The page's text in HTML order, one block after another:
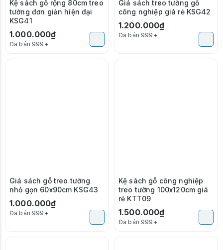
Kệ sách gỗ rộng 80cm treo
tường đơn giản hiện đại
KSG41
1.000.000₫
Đã bán 999+
Giá sách treo tường gỗ
công nghiệp giá rẻ KSG42
1.200.000₫
Đã bán 999+
Giá sách gỗ treo tường
nhỏ gọn 60x90cm KSG43
1.000.000₫
Đã bán 999+
Kệ sách gỗ công nghiệp
treo tường 100x120cm giá
rẻ KTT09
1.500.000₫
Đã bán 999+